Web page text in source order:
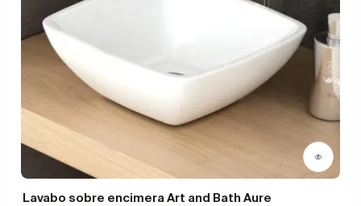
Lavabo sobre encimera Art and Bath Aure